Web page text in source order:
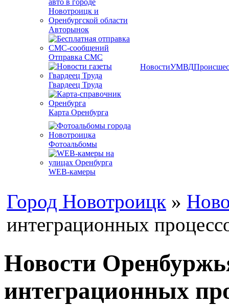
Авторынок
Отправка СМС
Гвардеец Труда
Карта Оренбурга
Фотоальбомы
WEB-камеры
НовостиУМВД
Город Новотроицк »
интеграционных
Новости
интеграционных